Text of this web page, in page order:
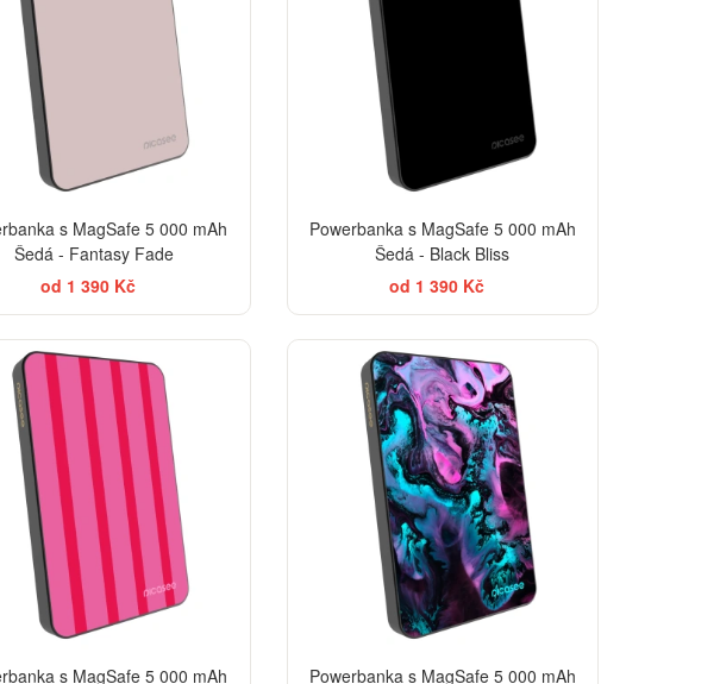
s MagSafe 5 000 mAh
Šedá - Fantasy Fade
od 1 390 Kč
Powerbanka s MagSafe 5 000 mAh
Šedá - Black Bliss
od 1 390 Kč
s MagSafe 5 000 mAh
Powerbanka s MagSafe 5 000 mAh